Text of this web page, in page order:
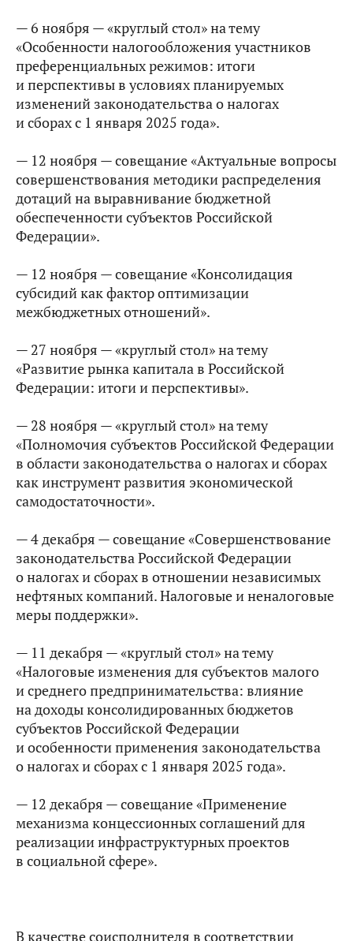
— 6 ноября — «круглый стол» на тему
«Особенности налогообложения участников
преференциальных режимов: итоги
и перспективы в условиях планируемых
изменений законодательства о налогах
и сборах с 1 января 2025 года».
— 12 ноября — совещание «Актуальные вопросы
совершенствования методики распределения
дотаций на выравнивание бюджетной
обеспеченности субъектов Российской
Федерации».
— 12 ноября — совещание «Консолидация
субсидий как фактор оптимизации
межбюджетных отношений».
— 27 ноября — «круглый стол» на тему
«Развитие рынка капитала в Российской
Федерации: итоги и перспективы».
— 28 ноября — «круглый стол» на тему
«Полномочия субъектов Российской Федерации
в области законодательства о налогах и сборах
как инструмент развития экономической
самодостаточности».
— 4 декабря — совещание «Совершенствование
законодательства Российской Федерации
о налогах и сборах в отношении независимых
нефтяных компаний. Налоговые и неналоговые
меры поддержки».
— 11 декабря — «круглый стол» на тему
«Налоговые изменения для субъектов малого
и среднего предпринимательства: влияние
на доходы консолидированных бюджетов
субъектов Российской Федерации
и особенности применения законодательства
о налогах и сборах с 1 января 2025 года».
— 12 декабря — совещание «Применение
механизма концессионных соглашений для
реализации инфраструктурных проектов
в социальной сфере».
В качестве соисполнителя в соответствии